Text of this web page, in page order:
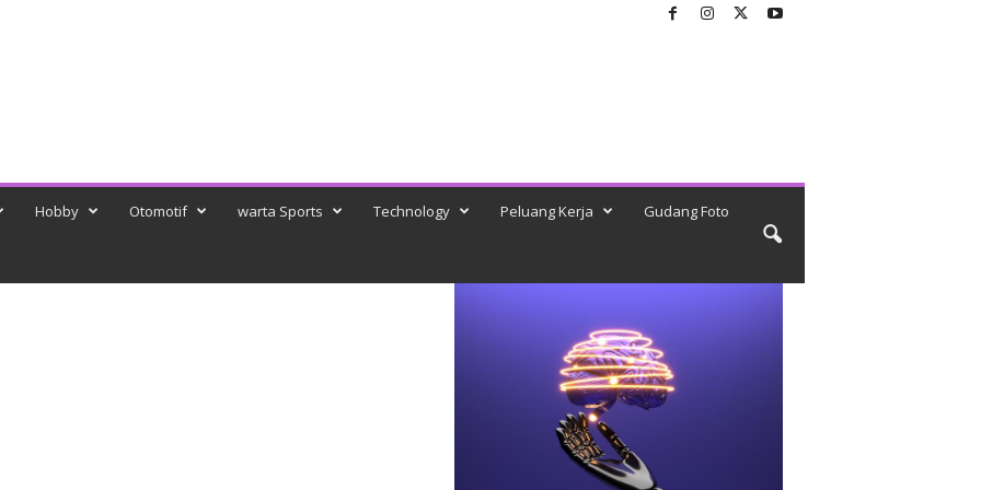
Hobby Otomotif warta Sports Technology Peluang Kerja Gudang Foto